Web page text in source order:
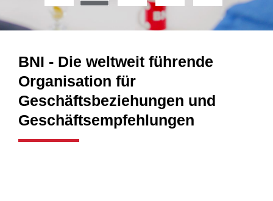
BNI - Die weltweit führende
Organisation für
Geschäftsbeziehungen und
Geschäftsempfehlungen